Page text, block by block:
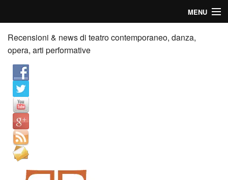
MENU
Home
Recensioni
Anticipazioni
News
Palazzi consiglia
Video
Chi siamo
Recensioni & news di teatro contemporaneo, danza,
opera, arti performative